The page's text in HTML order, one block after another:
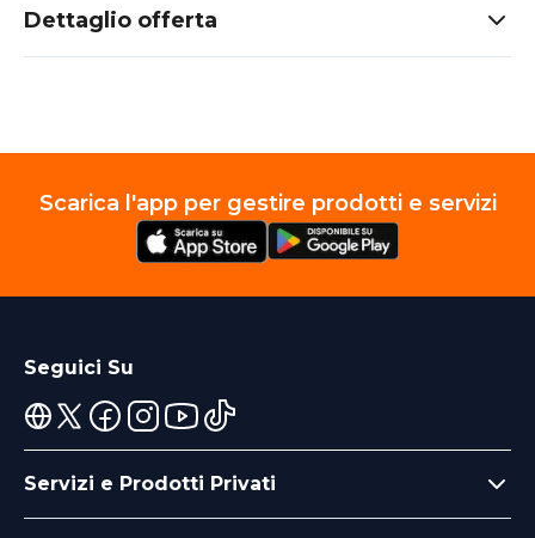
Dettaglio offerta
Scarica l'app per gestire prodotti e servizi
Seguici Su
Servizi e Prodotti Privati